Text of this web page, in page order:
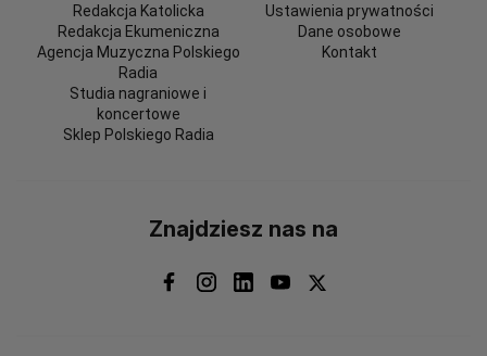
Redakcja Katolicka
Redakcja Ekumeniczna
Agencja Muzyczna Polskiego
Radia
Studia nagraniowe i
koncertowe
Sklep Polskiego Radia
Ustawienia prywatności
Dane osobowe
Kontakt
Znajdziesz nas na